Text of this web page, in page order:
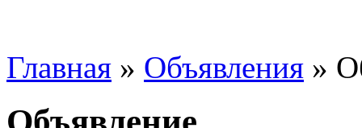
Главная » Объявления »